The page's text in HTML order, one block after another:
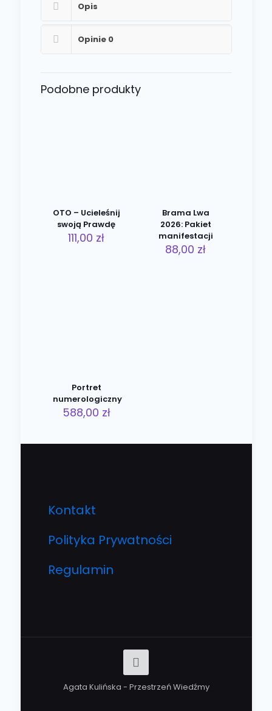
Opis
Opinie 0
Podobne produkty
OTO – Ucieleśnij
swoją Prawdę
111,00 zł
Brama Lwa
2026: Pakiet
manifestacji
88,00 zł
Portret
numerologiczny
588,00 zł
Kontakt
Polityka Prywatności
Regulamin
Agata Kulińska - Przestrzeń Wiedźmy